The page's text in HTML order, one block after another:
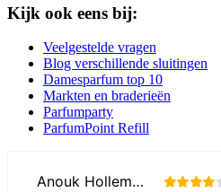
Kijk ook eens bij:
Veelgestelde vragen
Blog verschillende sluitingen
Damesparfum top 10
Markten en braderieën
Parfumparty
ParfumPoint Refill